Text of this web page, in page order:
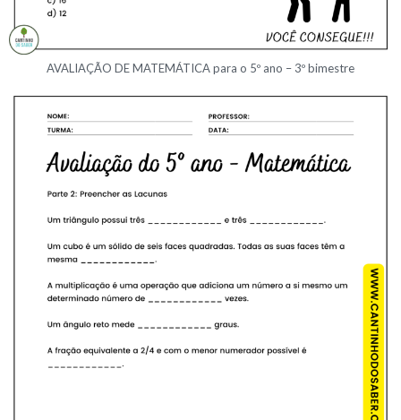
AVALIAÇÃO DE MATEMÁTICA para o 5º ano – 3º bimestre